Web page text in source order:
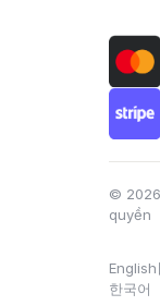
©
quyền
English
한국어